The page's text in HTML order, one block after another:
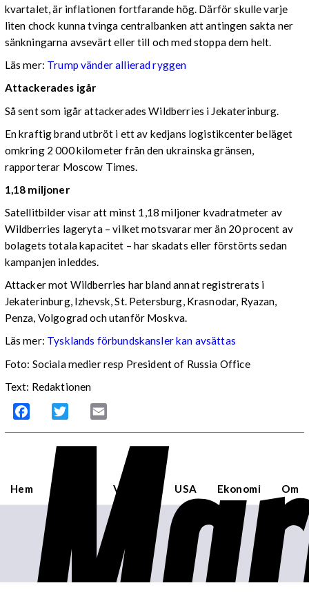
kvartalet, är inflationen fortfarande hög. Därför skulle varje
liten chock kunna tvinga centralbanken att antingen sakta ner
sänkningarna avsevärt eller till och med stoppa dem helt.
Läs mer: Trump vänder allierad ryggen
Attackerades igår
Så sent som igår attackerades Wildberries i Jekaterinburg.
En kraftig brand utbröt i ett av kedjans logistikcenter beläget
omkring 2 000 kilometer från den ukrainska gränsen,
rapporterar Moscow Times.
1,18 miljoner
Satellitbilder visar att minst 1,18 miljoner kvadratmeter av
Wildberries lageryta – vilket motsvarar mer än 20 procent av
bolagets totala kapacitet – har skadats eller förstörts sedan
kampanjen inleddes.
Attacker mot Wildberries har bland annat registrerats i
Jekaterinburg, Izhevsk, St. Petersburg, Krasnodar, Ryazan,
Penza, Volgograd och utanför Moskva.
Läs mer: Tysklands förbundskansler kan avsättas
Foto: Sociala medier resp President of Russia Office
Text: Redaktionen
Facebook Twitter
Hem Världen USA Ekonomi Om